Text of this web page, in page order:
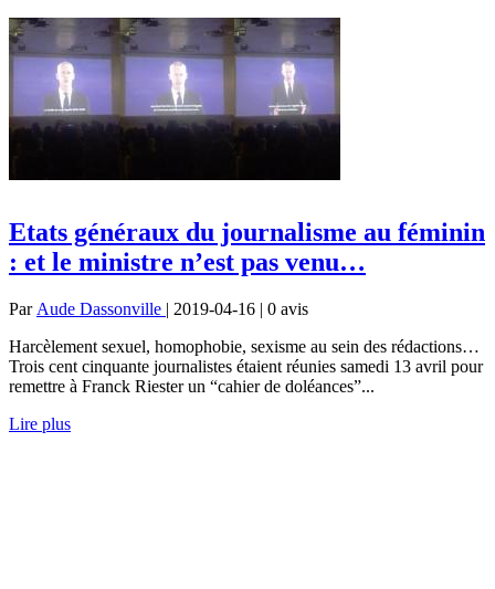
Etats généraux du journalisme au féminin
: et le ministre n’est pas venu…
Par Aude Dassonville | 2019-04-16 | 0 avis
Harcèlement sexuel, homophobie, sexisme au sein des rédactions…
Trois cent cinquante journalistes étaient réunies samedi 13 avril pour
remettre à Franck Riester un “cahier de doléances”...
Lire plus